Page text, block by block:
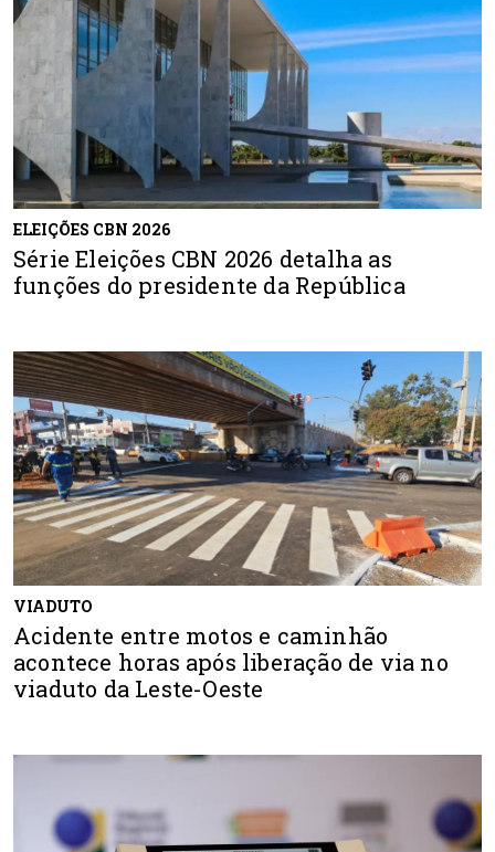
ELEIÇÕES CBN 2026
Série Eleições CBN 2026 detalha as
funções do presidente da República
VIADUTO
Acidente entre motos e caminhão
acontece horas após liberação de via no
viaduto da Leste-Oeste